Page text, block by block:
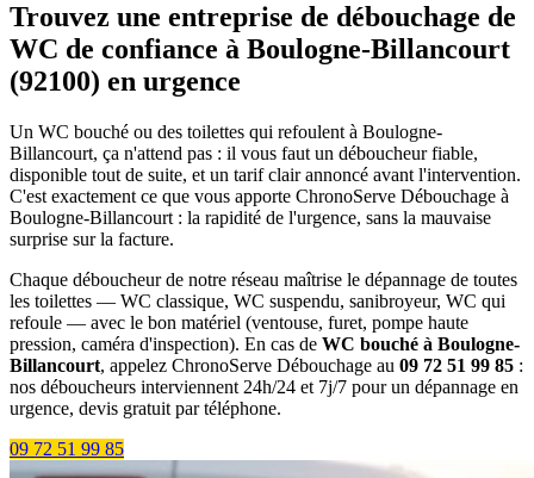
Trouvez une entreprise de débouchage de
WC de confiance à Boulogne-Billancourt
(92100) en urgence
Un WC bouché ou des toilettes qui refoulent à Boulogne-
Billancourt, ça n'attend pas : il vous faut un déboucheur fiable,
disponible tout de suite, et un tarif clair annoncé avant l'intervention.
C'est exactement ce que vous apporte ChronoServe Débouchage à
Boulogne-Billancourt : la rapidité de l'urgence, sans la mauvaise
surprise sur la facture.
Chaque déboucheur de notre réseau maîtrise le dépannage de toutes
les toilettes — WC classique, WC suspendu, sanibroyeur, WC qui
refoule — avec le bon matériel (ventouse, furet, pompe haute
pression, caméra d'inspection). En cas de WC bouché à Boulogne-
Billancourt, appelez ChronoServe Débouchage au 09 72 51 99 85 :
nos déboucheurs interviennent 24h/24 et 7j/7 pour un dépannage en
urgence, devis gratuit par téléphone.
09 72 51 99 85